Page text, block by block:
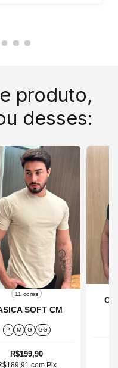
produto,
desses:
11 cores
SOFT CM
P M G GG
R$199,90
com Pix